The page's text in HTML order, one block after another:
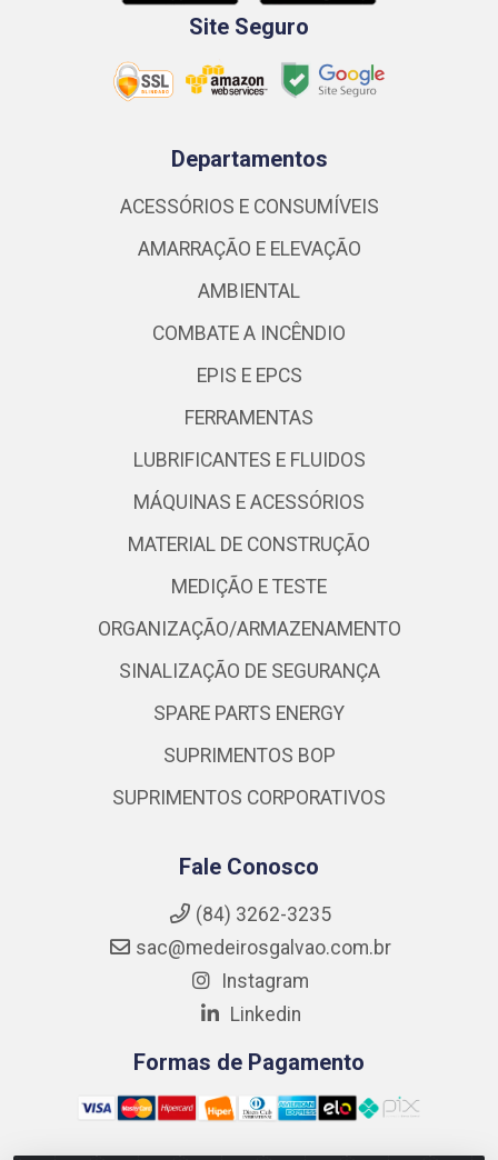
Site Seguro
Departamentos
ACESSÓRIOS E CONSUMÍVEIS
AMARRAÇÃO E ELEVAÇÃO
AMBIENTAL
COMBATE A INCÊNDIO
EPIS E EPCS
FERRAMENTAS
LUBRIFICANTES E FLUIDOS
MÁQUINAS E ACESSÓRIOS
MATERIAL DE CONSTRUÇÃO
MEDIÇÃO E TESTE
ORGANIZAÇÃO/ARMAZENAMENTO
SINALIZAÇÃO DE SEGURANÇA
SPARE PARTS ENERGY
SUPRIMENTOS BOP
SUPRIMENTOS CORPORATIVOS
Fale Conosco
(84) 3262-3235
sac@medeirosgalvao.com.br
Instagram
Linkedin
Formas de Pagamento